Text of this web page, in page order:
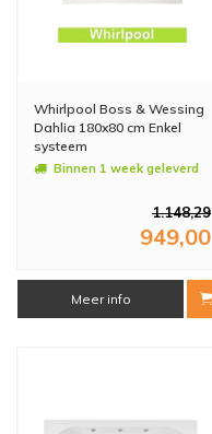
Whirlpool Boss & Wessing
Dahlia 180x80 cm Enkel
systeem
Binnen 1 week geleverd
1.148,29
949,00
Meer info